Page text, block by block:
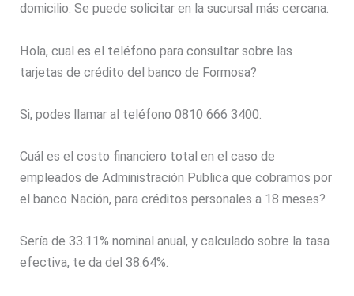
domicilio. Se puede solicitar en la sucursal más cercana.
Hola, cual es el teléfono para consultar sobre las
tarjetas de crédito del banco de Formosa?
Si, podes llamar al teléfono 0810 666 3400.
Cuál es el costo financiero total en el caso de
empleados de Administración Publica que cobramos por
el banco Nación, para créditos personales a 18 meses?
Sería de 33.11% nominal anual, y calculado sobre la tasa
efectiva, te da del 38.64%.